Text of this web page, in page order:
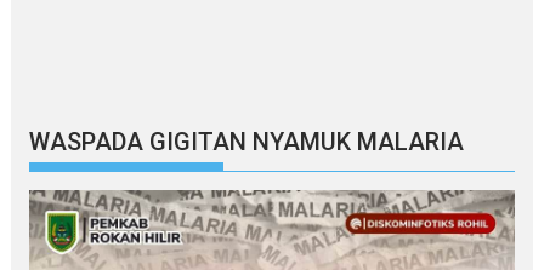
WASPADA GIGITAN NYAMUK MALARIA